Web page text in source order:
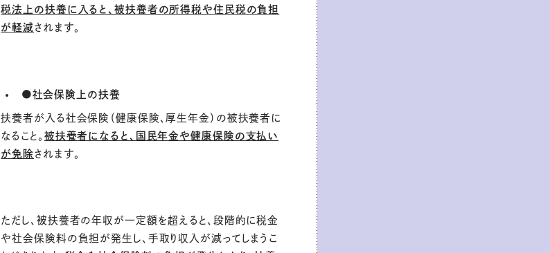
税法上の扶養に入ると、被扶養者の所得税や住民税の負担
が軽減されます。
●社会保険上の扶養
扶養者が入る社会保険（健康保険、厚生年金）の被扶養者に
なること。 被扶養者になると、国民年金や健康保険の支払い
が免除されます。
ただし、被扶養者の年収が一定額を超えると、段階的に税金
や社会保険料の負担が発生し、手取り収入が減ってしまうこ